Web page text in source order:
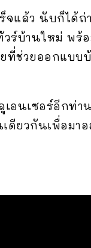
แล้ว นับก็ได้ถ่
วร์บ้านใหม่ พร้
ที่ช่วยออกแบบ
อนเซอร์อีกท่า
ดียวกันเพื่อมา